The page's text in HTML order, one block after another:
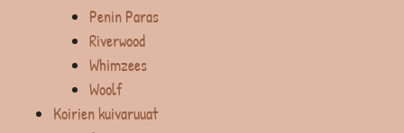
Penin Paras
Riverwood
Whimzees
Woolf
Koirien kuivaruuat